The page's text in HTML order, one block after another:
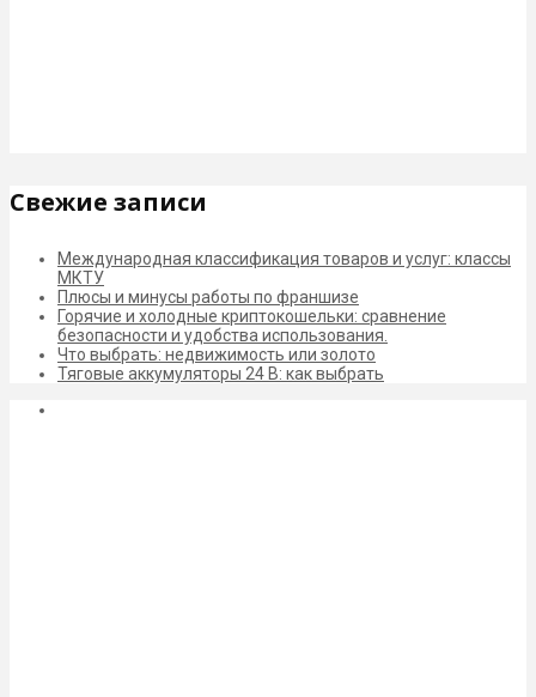
Свежие записи
Международная классификация товаров и услуг: классы
МКТУ
Плюсы и минусы работы по франшизе
Горячие и холодные криптокошельки: сравнение
безопасности и удобства использования.
Что выбрать: недвижимость или золото
Тяговые аккумуляторы 24 В: как выбрать